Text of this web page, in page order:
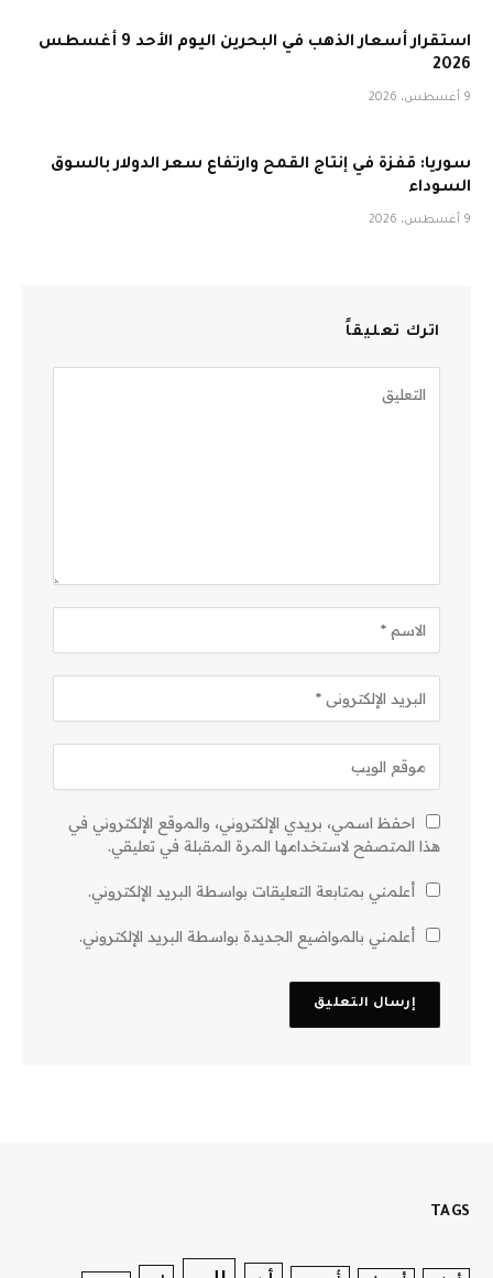
استقرار أسعار الذهب في البحرين اليوم الأحد 9 أغسطس
2026
9 أغسطس، 2026
سوريا: قفزة في إنتاج القمح وارتفاع سعر الدولار بالسوق
السوداء
9 أغسطس، 2026
اترك تعليقاً
احفظ اسمي، بريدي الإلكتروني، والموقع الإلكتروني في
هذا المتصفح لاستخدامها المرة المقبلة في تعليقي.
أعلمني بمتابعة التعليقات بواسطة البريد الإلكتروني.
أعلمني بالمواضيع الجديدة بواسطة البريد الإلكتروني.
TAGS